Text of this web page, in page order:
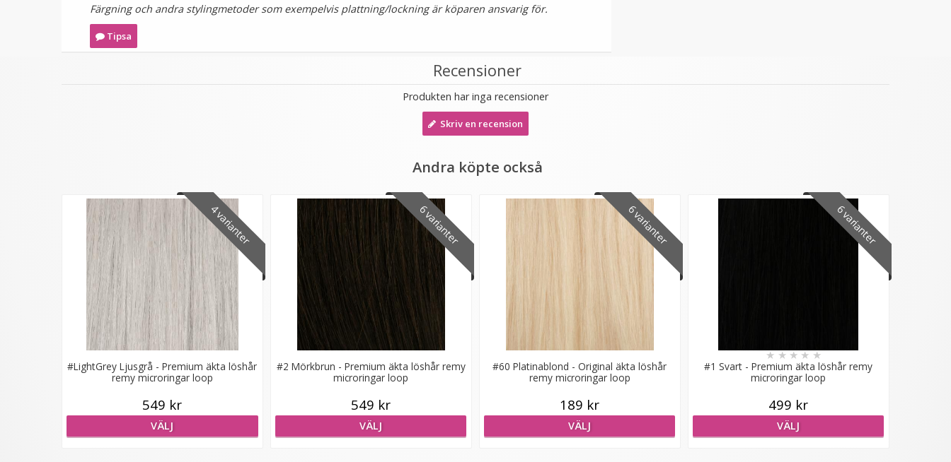
Färgning och andra stylingmetoder som exempelvis plattning/lockning är köparen ansvarig för.
Tipsa
Recensioner
Produkten har inga recensioner
Skriv en recension
Andra köpte också
4 varianter
#LightGrey Ljusgrå - Premium äkta löshår
remy microringar loop
549 kr
VÄLJ
6 varianter
#2 Mörkbrun - Premium äkta löshår remy
microringar loop
549 kr
VÄLJ
6 varianter
#60 Platinablond - Original äkta löshår
remy microringar loop
189 kr
VÄLJ
6 varianter
#1 Svart - Premium äkta löshår remy
microringar loop
★★★★★
499 kr
VÄLJ